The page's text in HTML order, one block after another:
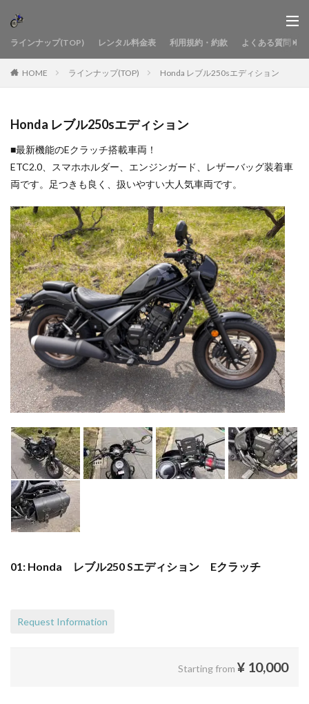
ラインナップ(TOP) レンタル料金表 利用規約・約款 よくある質問
HOME ラインナップ(TOP) Honda レブル250sエディション
Honda レブル250sエディション
■最新機能のEクラッチ搭載車両！
ETC2.0、スマホホルダー、エンジンガード、レザーバッグ装着車
両です。足つきも良く、扱いやすい大人気車両です。
01: Honda レブル250 Sエディション Eクラッチ
Request Information
Starting from ¥ 10,000